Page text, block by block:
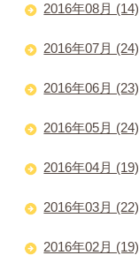
2016年08月 (14)
2016年07月 (24)
2016年06月 (23)
2016年05月 (24)
2016年04月 (19)
2016年03月 (22)
2016年02月 (19)